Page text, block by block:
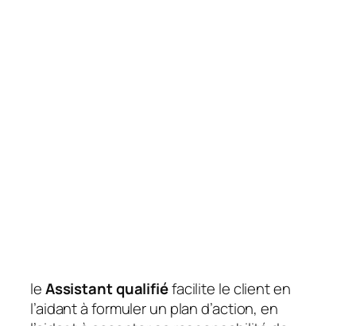
leAssistant qualifiéfacilite le client en
l’aidant à formuler un plan d’action, en